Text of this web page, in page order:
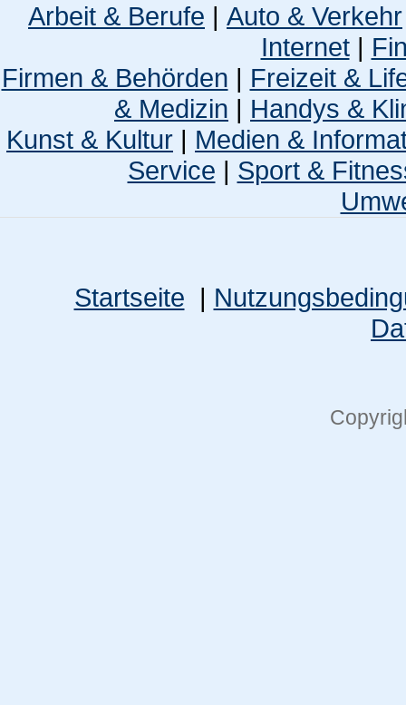
Arbeit & Berufe | Auto & Verkehr
Internet|
Firmen & Behörden | Freizeit &
& Medizin | Handys &
Kunst & Kultur | Medien &
Service | Sport &
Startseite |